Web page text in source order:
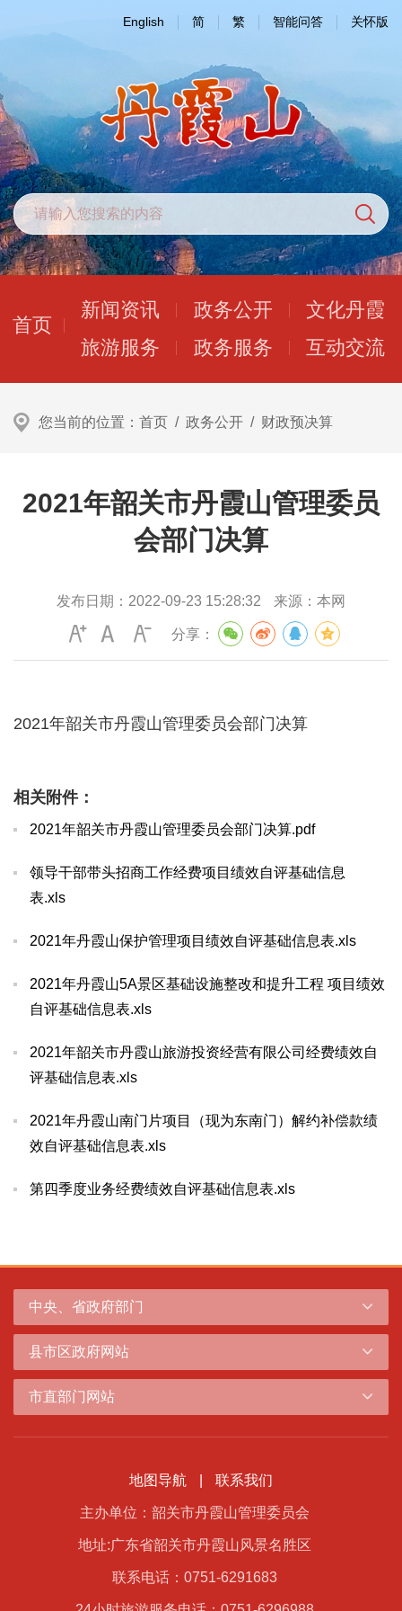
English 简 繁 智能问答 关怀版
首页
新闻资讯 政务公开
文化丹霞
旅游服务
政务服务 互动交流
您当前的位置： 首页 / 政务公开 / 财政预决算
2021年韶关市丹霞山管理委员
会部门决算
发布日期： 2022-09-23 15:28:32 来源： 本网
分享：
2021年韶关市丹霞山管理委员会部门决算
相关附件：
2021年韶关市丹霞山管理委员会部门决算.pdf
领导干部带头招商工作经费项目绩效自评基础信息
表.xls
2021年丹霞山保护管理项目绩效自评基础信息表.xls
2021年丹霞山5A景区基础设施整改和提升工程 项目绩效
自评基础信息表.xls
2021年韶关市丹霞山旅游投资经营有限公司经费绩效自
评基础信息表.xls
2021年丹霞山南门片项目（现为东南门）解约补偿款绩
效自评基础信息表.xls
第四季度业务经费绩效自评基础信息表.xls
中央、省政府部门
县市区政府网站
市直部门网站
地图导航 联系我们
主办单位：韶关市丹霞山管理委员会
地址:广东省韶关市丹霞山风景名胜区
联系电话：0751-6291683